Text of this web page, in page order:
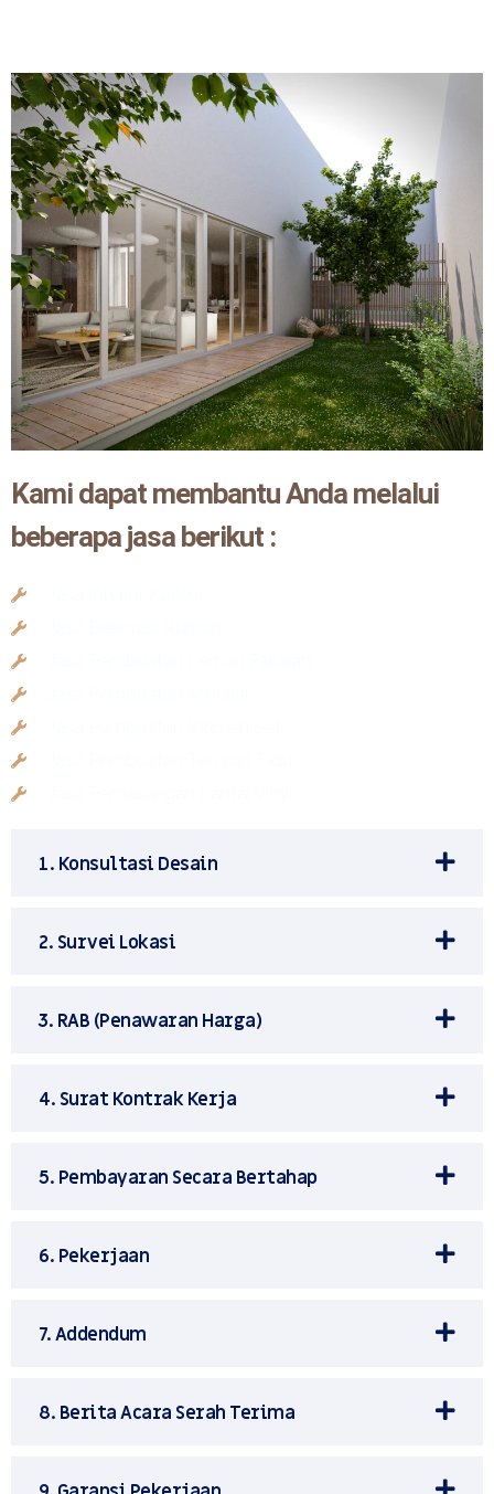
Kami dapat membantu Anda melalui
beberapa jasa berikut :
1. Konsultasi Desain
2. Survei Lokasi
3. RAB (Penawaran Harga)
4. Surat Kontrak Kerja
5. Pembayaran Secara Bertahap
6. Pekerjaan
7. Addendum
8. Berita Acara Serah Terima